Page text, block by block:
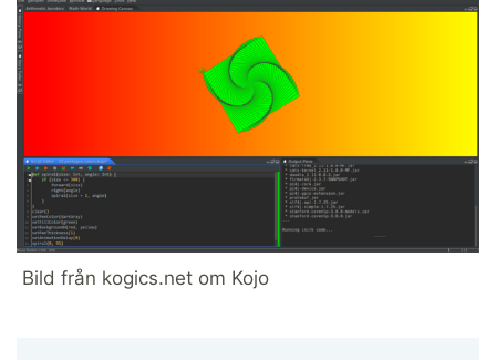
Bild från kogics.net om Kojo